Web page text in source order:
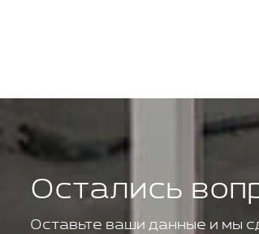
Остались
Оставьте ваши данные и мы